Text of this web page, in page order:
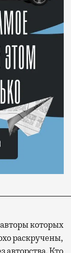
которых
раскручены,